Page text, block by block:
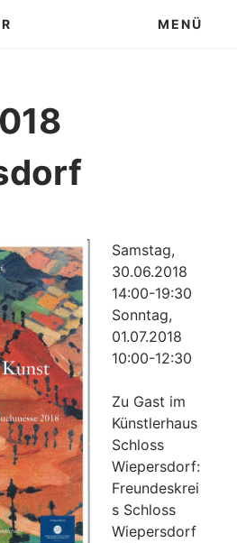
MENÜ
Samstag,
30.06.2018
14:00-19:30
Sonntag,
01.07.2018
10:00-12:30
Zu Gast im
Künstlerhaus
Schloss
Wiepersdorf:
Freundeskrei
s Schloss
Wiepersdorf